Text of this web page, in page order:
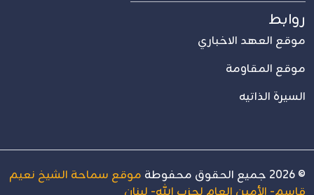
روابط
موقع العهد الاخباري
موقع المقاومة
السيرة الذاتيه
©
2026 جميع الحقوق محفوطة موقع سماحة الشيخ نعيم